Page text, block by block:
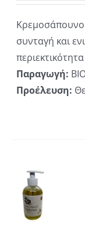
συνταγή και
Παραγωγή:
Προέλευση: